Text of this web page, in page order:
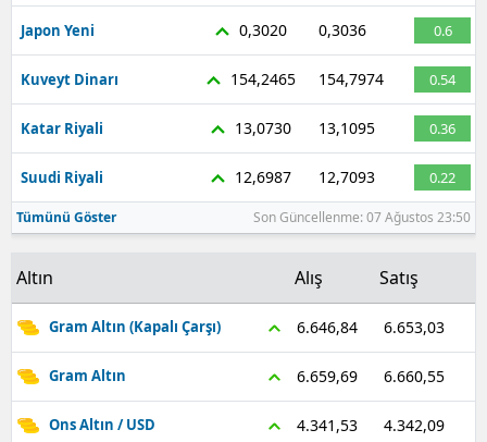
Japon Yeni 0,3020 0,3036 0.6
Kuveyt Dinarı 154,2465 154,7974 0.54
Katar Riyali 13,0730 13,1095 0.36
Suudi Riyali 12,6987 12,7093 0.22
Tümünü Göster Son Güncellenme: 07 Ağustos 23:50
Altın Alış Satış
Gram Altın (Kapalı Çarşı) 6.646,84 6.653,03
Gram Altın 6.659,69 6.660,55
Ons Altın / USD 4.341,53 4.342,09